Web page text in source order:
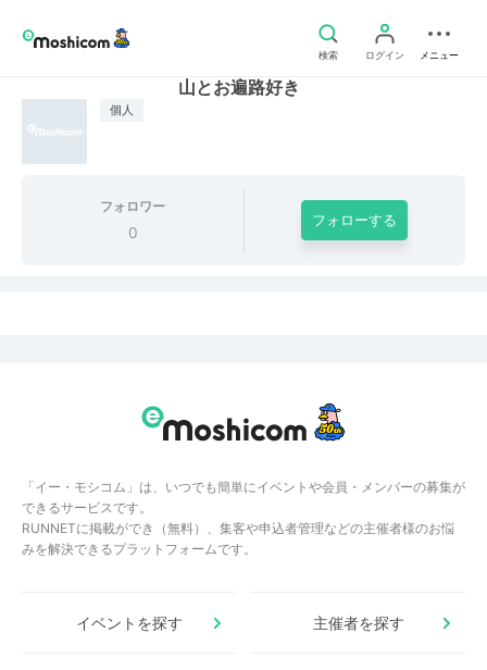
検索 ログイン メニュー
個人
山とお遍路好き
フォロワー
0
フォローする
「イー・モシコム」は、いつでも簡単にイベントや会員・メンバーの募集が
できるサービスです。
RUNNETに掲載ができ（無料）、集客や申込者管理などの主催者様のお悩
みを解決できるプラットフォームです。
イベントを探す 主催者を探す